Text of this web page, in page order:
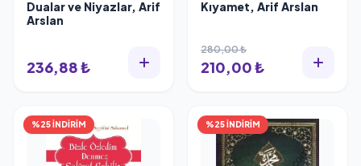
Dualar ve Niyazlar, Arif
Arslan
236,88 ₺
Kıyamet, Arif Arslan
280,00 ₺
210,00 ₺
%25 İNDİRİM %25 İNDİRİM